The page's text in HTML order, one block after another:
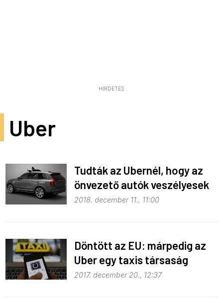
HIRDETÉS
Uber
Tudták az Ubernél, hogy az
önvezető autók veszélyesek
2018. december 11., 11:00
Döntött az EU: márpedig az
Uber egy taxis társaság
2017. december 20., 12:37